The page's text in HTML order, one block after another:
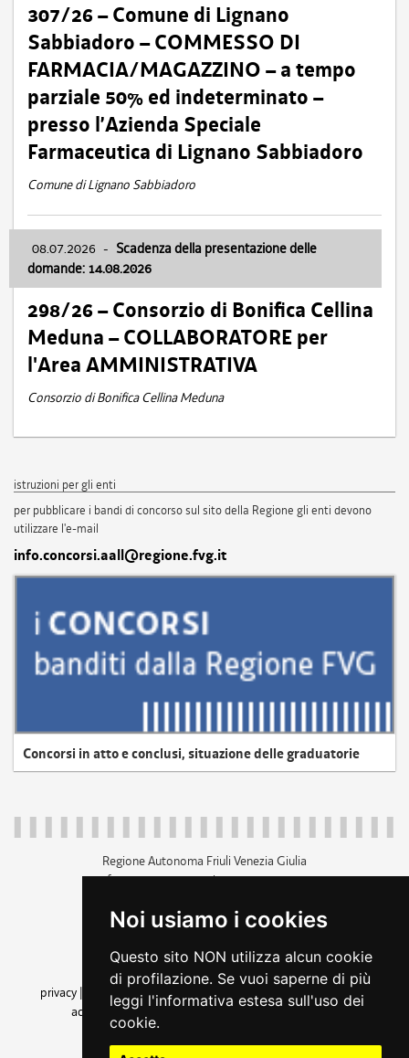
Noi usiamo i cookies
Questo sito NON utilizza alcun cookie
di profilazione. Se vuoi saperne di più
leggi l'informativa estesa sull'uso dei
cookie.
307/26 – Comune di Lignano
Sabbiadoro – COMMESSO DI
FARMACIA/MAGAZZINO – a tempo
parziale 50% ed indeterminato –
presso l’Azienda Speciale
Farmaceutica di Lignano Sabbiadoro
Comune di Lignano Sabbiadoro
08.07.2026 - Scadenza della presentazione delle
domande: 14.08.2026
298/26 – Consorzio di Bonifica Cellina
Meduna – COLLABORATORE per
l'Area AMMINISTRATIVA
Consorzio di Bonifica Cellina Meduna
istruzioni per gli enti
per pubblicare i bandi di concorso sul sito della Regione gli enti devono
utilizzare l'e-mail
info.concorsi.aall@regione.fvg.it
Concorsi in atto e conclusi, situazione delle graduatorie
Regione Autonoma Friuli Venezia Giulia
c.f. 80014930327; p.iva 00526040324
+39 040 3771111
amministrazione trasparente
privacy
cookie |note legali accessibilità
dichiarazione di
accessibilità| feedback
cambio preferenze cookie